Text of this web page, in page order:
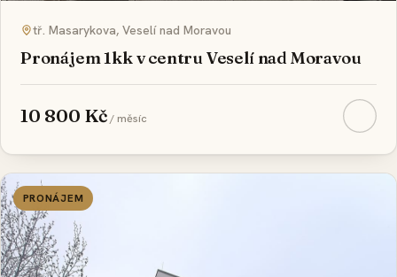
tř. Masarykova, Veselí nad Moravou
Pronájem 1kk v centru Veselí nad Moravou
10 800 Kč/ měsíc
PRONÁJEM